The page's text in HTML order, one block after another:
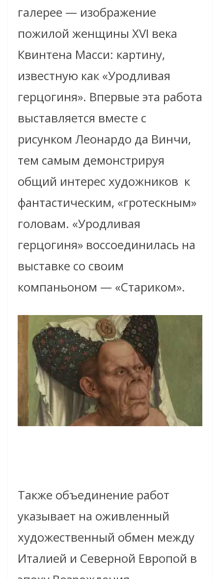
галерее — изображение
пожилой женщины XVI века
Квинтена Масси: картину,
известную как «Уродливая
герцогиня». Впервые эта работа
выставляется вместе с
рисунком Леонардо да Винчи,
тем самым демонстрируя
общий интерес художников к
фантастическим, «гротескным»
головам. «Уродливая
герцогиня» воссоединилась на
выставке со своим
компаньоном — «Стариком».
Также объединение работ
указывает на оживленный
художественный обмен между
Италией и Северной Европой в